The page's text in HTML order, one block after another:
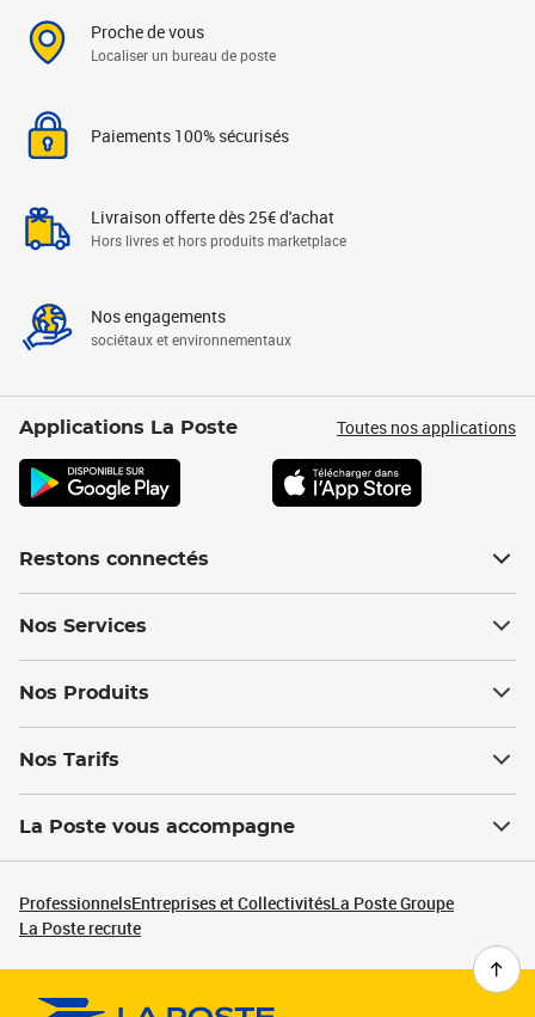
Proche de vous
Localiser un bureau de poste
Paiements 100% sécurisés
Livraison offerte dès 25€ d'achat
Hors livres et hors produits marketplace
Nos engagements
sociétaux et environnementaux
Applications La Poste Toutes nos applications
Restons connectés
Nos Services
Nos Produits
Nos Tarifs
La Poste vous accompagne
ProfessionnelsEntreprises et CollectivitésLa Poste Groupe
La Poste recrute